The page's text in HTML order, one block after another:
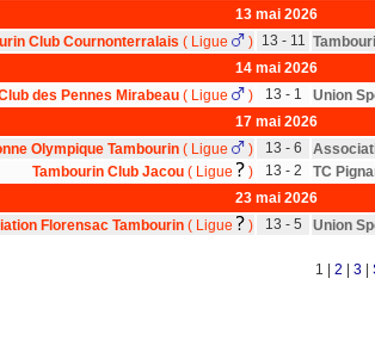
13 mai 2026
Club Cournonterralais ( Ligue ) 13 - 11
14 mai 2026
des Pennes Mirabeau ( Ligue ) 13 - 1
Union
17 mai 2026
Olympique Tambourin ( Ligue ) 13 - 6
Tambourin Club Jacou ( Ligue ) 13 - 2
TC
23 mai 2026
Florensac Tambourin ( Ligue ) 13 - 5 Union
1 | 2 3